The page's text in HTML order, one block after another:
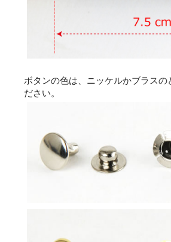
ボタンの色は、ニッケルかブラスの
ださい。